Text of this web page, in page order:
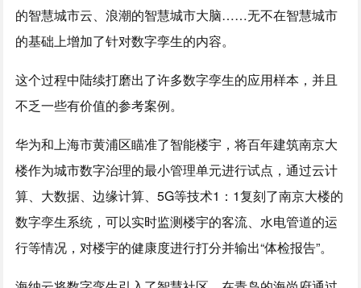
的智慧城市云、浪潮的智慧城市大脑……无不在智慧城市
的基础上增加了针对数字孪生的内容。
这个过程中陆续打磨出了许多数字孪生的应用样本，并且
不乏一些有价值的参考案例。
华为和上海市黄浦区瞄准了智能楼宇，将百年建筑南京大
楼作为城市数字治理的最小管理单元进行试点，通过云计
算、大数据、边缘计算、5G等技术1：1复刻了南京大楼的
数字孪生系统，可以实时监测楼宇的客流、水电管道的运
行等情况，对楼宇的健康度进行打分并输出“体检报告”。